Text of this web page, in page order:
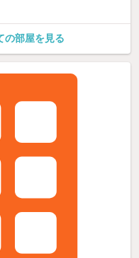
の部屋を見る